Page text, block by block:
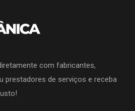
com fabricantes,
prestadores de serviços e receba